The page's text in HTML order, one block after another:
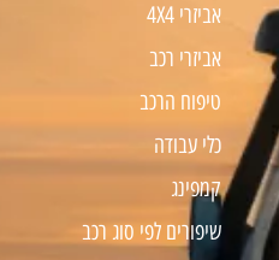
אביזרי 4X4
אביזרי רכב
טיפוח הרכב
כלי עבודה
קמפינג
שיפורים לפי סוג רכב